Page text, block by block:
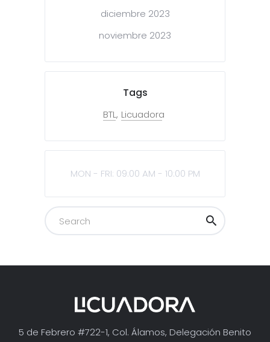
diciembre 2023
noviembre 2023
Tags
BTL Licuadora
MON - FRI: 09:00 AM - 10:00 PM
5 de Febrero #722-1, Col. Álamos, Delegación Benito